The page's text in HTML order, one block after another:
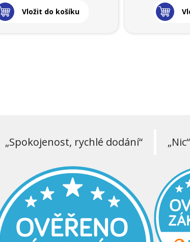
Vložit do košíku
„Spokojenost, rychlé dodání“ „Nic“